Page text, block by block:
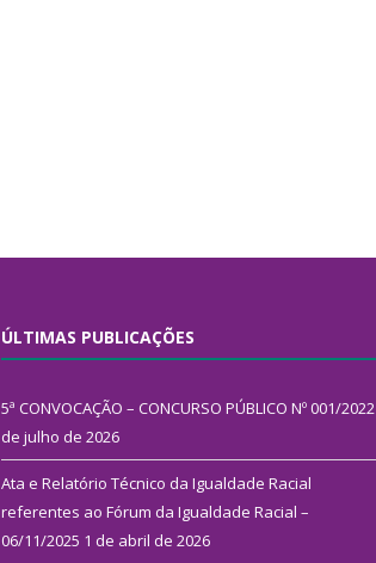
ÚLTIMAS PUBLICAÇÕES
5ª CONVOCAÇÃO – CONCURSO PÚBLICO Nº 001/2022
de julho de 2026
Ata e Relatório Técnico da Igualdade Racial
referentes ao Fórum da Igualdade Racial –
06/11/2025 1 de abril de 2026